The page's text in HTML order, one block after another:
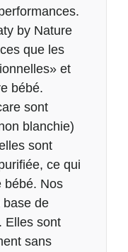
by Nature
que les
et
bébé.
sont
blanchie)
sont
ce qui
bébé. Nos
base de
Elles sont
sans